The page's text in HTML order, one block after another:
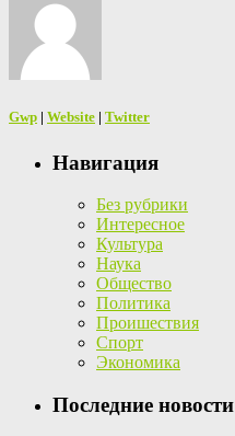
Gwp | Website | Twitter
Навигация
Без рубрики
Интересное
Культура
Наука
Общество
Политика
Проишествия
Спорт
Экономика
Последние новости